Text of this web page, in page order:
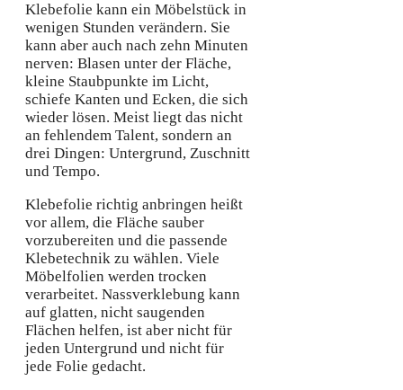
Klebefolie kann ein Möbelstück in
wenigen Stunden verändern. Sie
kann aber auch nach zehn Minuten
nerven: Blasen unter der Fläche,
kleine Staubpunkte im Licht,
schiefe Kanten und Ecken, die sich
wieder lösen. Meist liegt das nicht
an fehlendem Talent, sondern an
drei Dingen: Untergrund, Zuschnitt
und Tempo.
Klebefolie richtig anbringen heißt
vor allem, die Fläche sauber
vorzubereiten und die passende
Klebetechnik zu wählen. Viele
Möbelfolien werden trocken
verarbeitet. Nassverklebung kann
auf glatten, nicht saugenden
Flächen helfen, ist aber nicht für
jeden Untergrund und nicht für
jede Folie gedacht.